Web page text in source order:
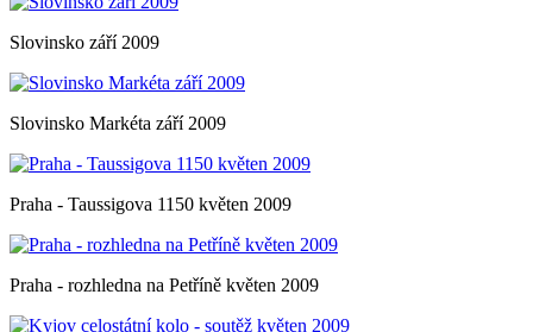
Slovinsko září 2009
Slovinsko Markéta září 2009
Praha - Taussigova 1150 květen 2009
Praha - rozhledna na Petříně květen 2009